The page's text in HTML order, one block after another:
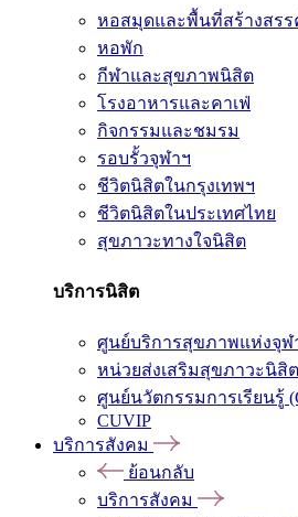
หอสมุดและพื้นที่สร้างสรร
หอพัก
กีฬาและสุขภาพนิสิต
โรงอาหารและคาเฟ่
กิจกรรมและชมรม
รอบรั้วจุฬาฯ
ชีวิตนิสิตในกรุงเทพฯ
ชีวิตนิสิตในประเทศไทย
สุขภาวะทางใจนิสิต
บริการนิสิต
ศูนย์บริการสุขภาพแห่งจุฬ
หน่วยส่งเสริมสุขภาวะนิสิต
ศูนย์นวัตกรรมการเรียนรู้
CUVIP
บริการสังคม
ย้อนกลับ
บริการสังคม